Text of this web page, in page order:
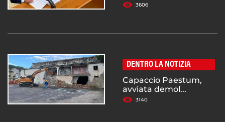
3606
DENTRO LA NOTIZIA
Capaccio Paestum,
avviata demol...
3140